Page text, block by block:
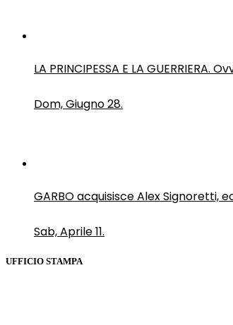
LA PRINCIPESSA E LA
Dom, Giugno 28.
GARBO acquisisce Alex
Sab, Aprile 11.
UFFICIO STAMPA